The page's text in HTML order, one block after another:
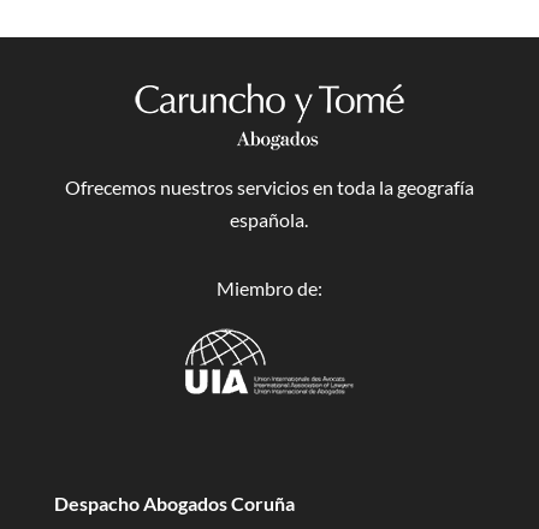
Ofrecemos nuestros servicios en toda la geografía
española.
Miembro de:
Despacho Abogados Coruña